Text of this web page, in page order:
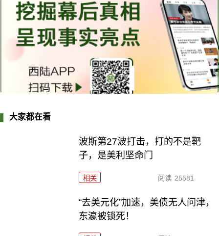
大家都在看
波斯第27波打击，打的不是靶
子，是美利坚命门
相关 阅读 25581
“去美元化”加速，美债无人问津，
东瀛被锁死！